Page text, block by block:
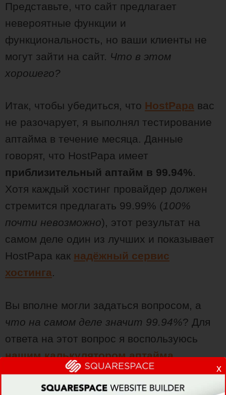
Представьте, что сайт предлагает
невероятные функции и
функциональность, но ваши клиенты не
могут зайти на сайт. Что в этом
хорошего?
Итак, чтобы убедиться, что HostPapa вас
не разочарует, я выполнял тестирование
аптайма в течение месяца. Данные
говорят, что HostPapa имеет
приблизительный аптайм в 99.94%.
Хотя каждый хостинг провайдер должен
стремится предлагать 99.99% (100%
почти невозможно), этот результат на
самом деле один из лучших и показывает
HostPapa как надёжный сервис
хостинга.
Вы вполне могли задаться вопросом, а
что на самом деле значит 99.94%? Для
ответа на этот вопрос я воспользуюсь
нашим калькулятором аптайма.
Оказывается, что 99.94% аптайма
означает, что ваш сайт может быть
x